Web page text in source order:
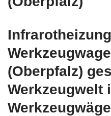
(Oberpfalz)
Werkzeugwelt